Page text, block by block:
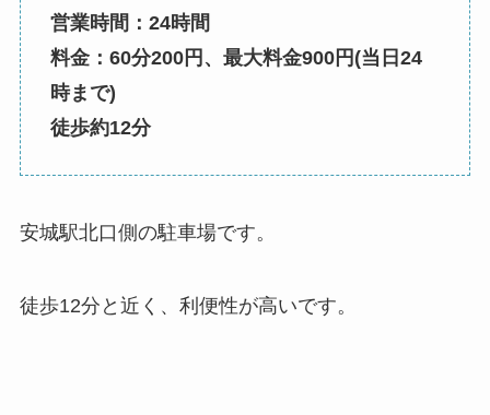
営業時間：24時間
料金：60分200円、最大料金900円(当日24
時まで)
徒歩約12分
安城駅北口側の駐車場です。
徒歩12分と近く、利便性が高いです。